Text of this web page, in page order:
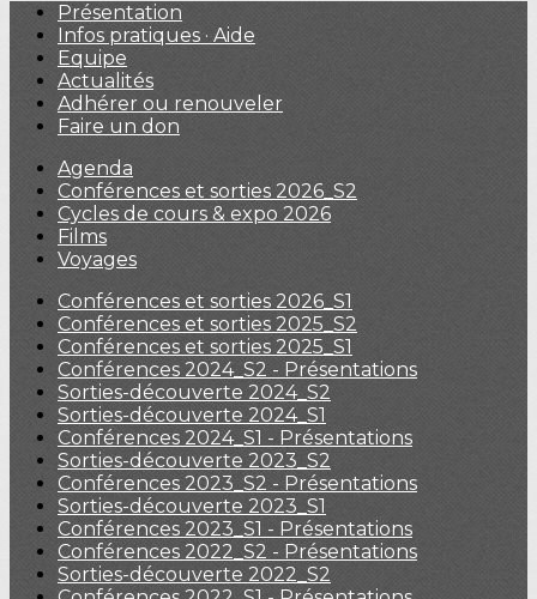
Présentation
Infos pratiques · Aide
Equipe
Actualités
Adhérer ou renouveler
Faire un don
Agenda
Conférences et sorties 2026_S2
Cycles de cours & expo 2026
Films
Voyages
Conférences et sorties 2026_S1
Conférences et sorties 2025_S2
Conférences et sorties 2025_S1
Conférences 2024_S2 - Présentations
Sorties-découverte 2024_S2
Sorties-découverte 2024_S1
Conférences 2024_S1 - Présentations
Sorties-découverte 2023_S2
Conférences 2023_S2 - Présentations
Sorties-découverte 2023_S1
Conférences 2023_S1 - Présentations
Conférences 2022_S2 - Présentations
Sorties-découverte 2022_S2